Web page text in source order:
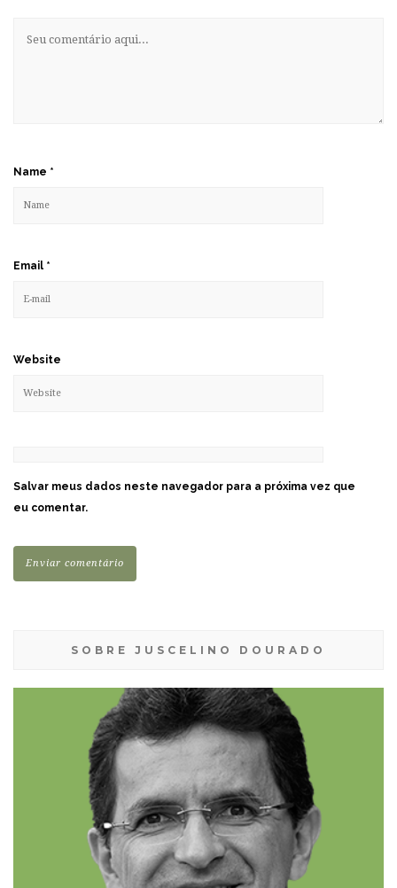
Name *
Email *
Website
Salvar meus dados neste navegador para a próxima vez que
eu comentar.
SOBRE JUSCELINO DOURADO